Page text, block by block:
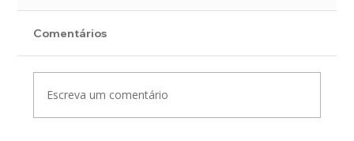
Comentários
Escreva um comentário